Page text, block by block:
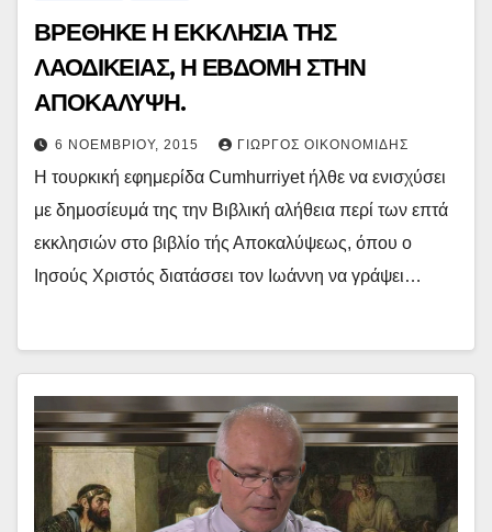
ΒΡΕΘΗΚΕ Η ΕΚΚΛΗΣΙΑ ΤΗΣ
ΛΑΟΔΙΚΕΙΑΣ, Η ΕΒΔΟΜΗ ΣΤΗΝ
ΑΠΟΚΑΛΥΨΗ.
6 ΝΟΕΜΒΡΊΟΥ, 2015 ΓΙΏΡΓΟΣ ΟΙΚΟΝΟΜΊΔΗΣ
Η τουρκική εφημερίδα Cumhurriyet ήλθε να ενισχύσει
με δημοσίευμά της την Βιβλική αλήθεια περί των επτά
εκκλησιών στο βιβλίο τής Αποκαλύψεως, όπου ο
Ιησούς Χριστός διατάσσει τον Ιωάννη να γράψει…